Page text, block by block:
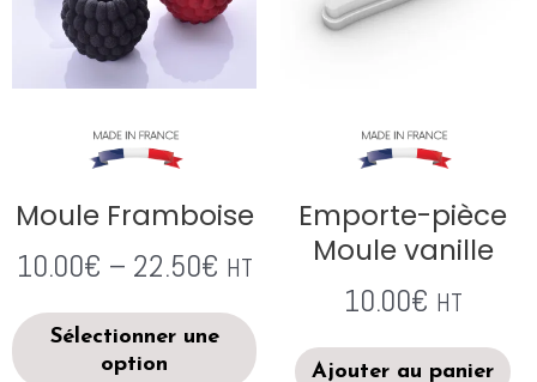
Moule Framboise
10.00€ – 22.50€ HT
Sélectionner une
option
Emporte-pièce
Moule vanille
10.00€ HT
Ajouter au panier